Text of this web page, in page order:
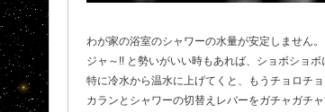
わが家の浴室のシャワーの水量が安定しません。
ジャ～!! と勢いがいい時もあれば、ショボショボ
特に冷水から温水に上げてくと、もうチョロチョ
カランとシャワーの切替えレバーをガチャガチ